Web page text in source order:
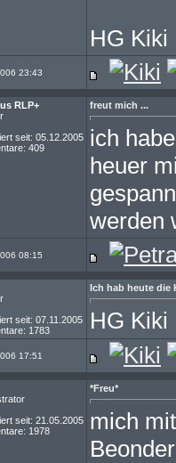
HG Kiki
23:43
RLP+
seit: 05.12.2005
409
freut mich ...
ich
heuer
werden
08:15
seit: 07.11.2005
1783
Ich hab heute die
HG Kiki
17:51
seit: 21.05.2005
1978
*Freu*
mich